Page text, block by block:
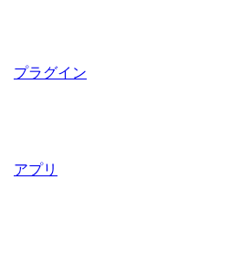
プラグイン
アプリ